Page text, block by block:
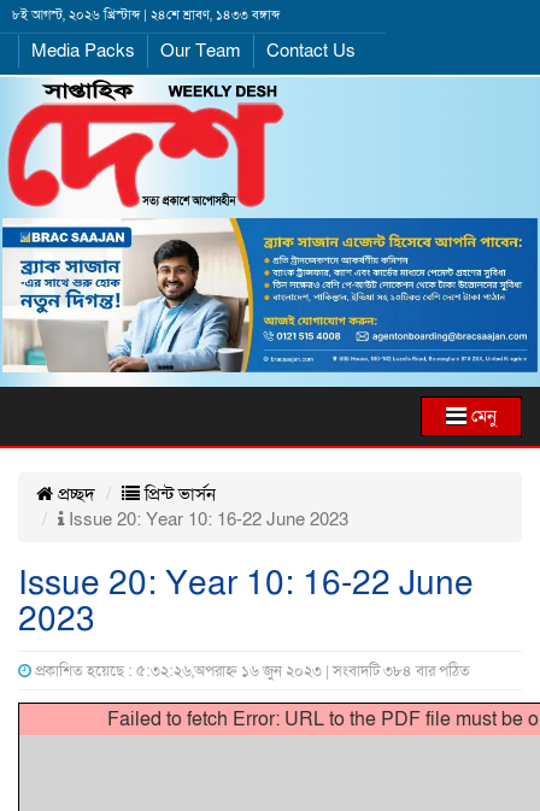
৮ই আগস্ট, ২০২৬ খ্রিস্টাব্দ | ২৪শে শ্রাবণ, ১৪৩৩ বঙ্গাব্দ
Media Packs Our Team Contact Us
মেনু
প্রচ্ছদ
প্রিন্ট ভার্সন
Issue 20: Year 10: 16-22 June 2023
Issue 20: Year 10: 16-22 June
2023
প্রকাশিত হয়েছে : ৫:৩২:২৬,অপরাহ্ন ১৬ জুন ২০২৩ | সংবাদটি ৩৮৪ বার পঠিত
Failed to fetch Error: URL to the PDF file must be